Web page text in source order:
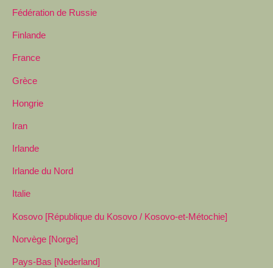
Fédération de Russie
Finlande
France
Grèce
Hongrie
Iran
Irlande
Irlande du Nord
Italie
Kosovo [République du Kosovo / Kosovo-et-Métochie]
Norvège [Norge]
Pays-Bas [Nederland]